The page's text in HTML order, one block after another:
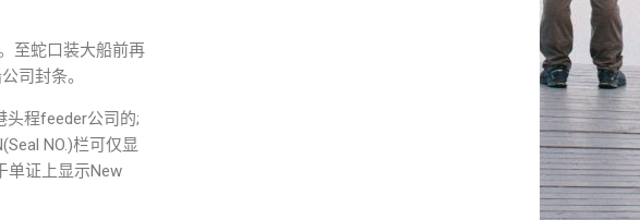
至蛇口装大船前再
司封条。
程feeder公司的;
NO.)栏可仅显
单证上显示New